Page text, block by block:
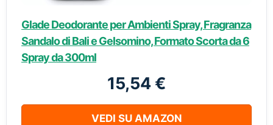
Glade Deodorante per Ambienti Spray, Fragranza
Sandalo di Bali e Gelsomino, Formato Scorta da 6
Spray da 300ml
15,54 €
VEDI SU AMAZON